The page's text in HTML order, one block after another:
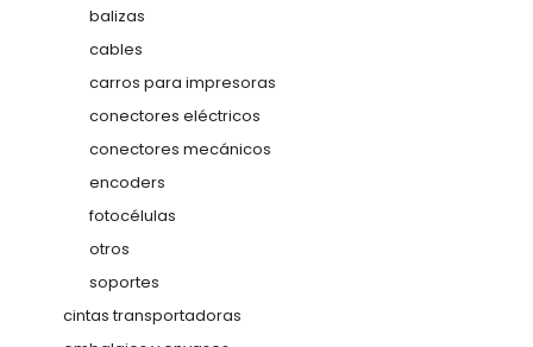
balizas
cables
carros para impresoras
conectores eléctricos
conectores mecánicos
encoders
fotocélulas
otros
soportes
cintas transportadoras